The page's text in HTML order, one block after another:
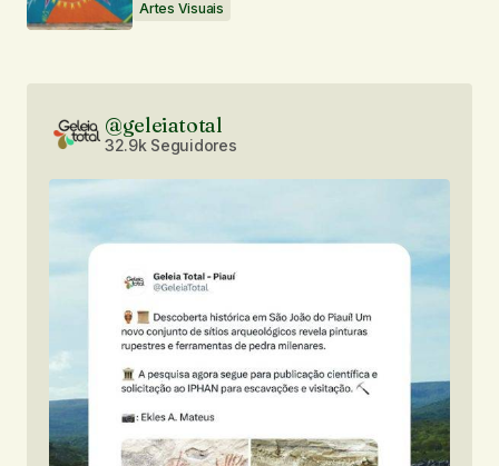
Artes Visuais
@geleiatotal
32.9k Seguidores